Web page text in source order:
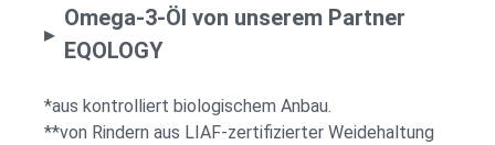
▸
Omega-3-Öl von unserem Partner
EQOLOGY
*aus kontrolliert biologischem Anbau.
**von Rindern aus LIAF-zertifizierter Weidehaltung